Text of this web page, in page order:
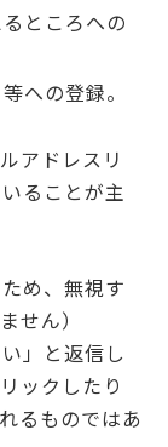
ところへの
への登録。
アドレスリ
ることが主
め、無視す
せん）
」と返信し
ックしたり
るものではあ